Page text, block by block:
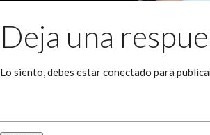
Deja una
Lo siento, debes estarconectado para